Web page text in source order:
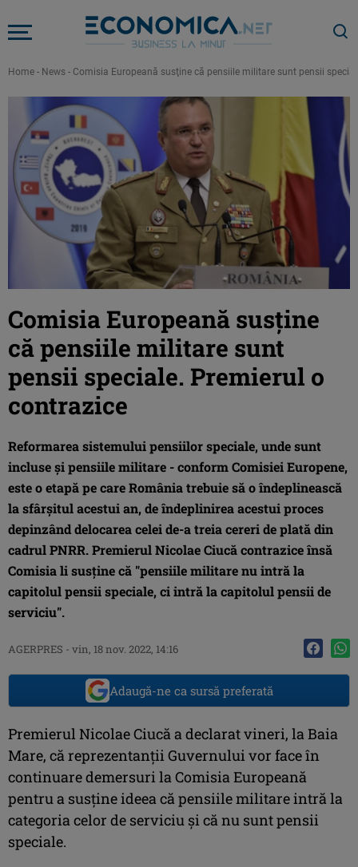
Home - News - Comisia Europeană susţine că pensiile militare sunt pensii
Comisia Europeană susţine
că pensiile militare sunt
pensii speciale. Premierul o
contrazice
Reformarea sistemului pensiilor speciale, unde sunt
incluse şi pensiile militare - conform Comisiei Europene,
este o etapă pe care România trebuie să o îndeplinească
la sfârşitul acestui an, de îndeplinirea acestui proces
depinzând delocarea celei de-a treia cereri de plată din
cadrul PNRR. Premierul Nicolae Ciucă contrazice însă
Comisia li susţine că "pensiile militare nu intră la
capitolul pensii speciale, ci intră la capitolul pensii de
serviciu".
AGERPRES - vin, 18 nov. 2022, 14:16
Adaugă-ne ca sursă preferată
Premierul Nicolae Ciucă a declarat vineri, la Baia
Mare, că reprezentanţii Guvernului vor face în
continuare demersuri la Comisia Europeană
pentru a susţine ideea că pensiile militare intră la
categoria celor de serviciu şi că nu sunt pensii
speciale.